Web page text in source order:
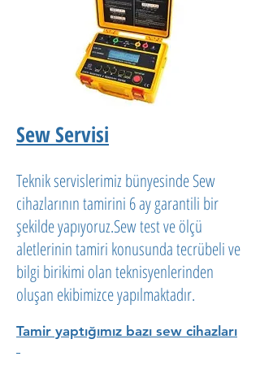
Sew Servisi
Teknik servislerimiz bünyesinde Sew
cihazlarının tamirini 6 ay garantili bir
şekilde yapıyoruz.Sew test ve ölçü
aletlerinin tamiri konusunda tecrübeli ve
bilgi birikimi olan teknisyenlerinden
oluşan ekibimizce yapılmaktadır.
Tamir yaptığımız bazı sew cihazları